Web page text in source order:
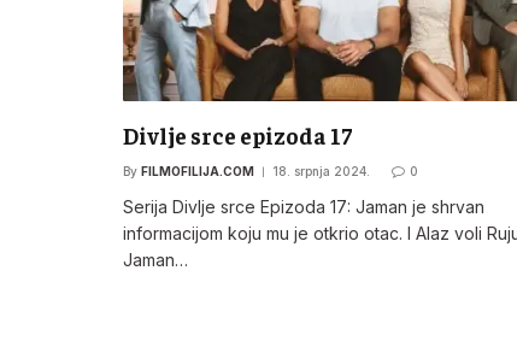
Divlje srce epizoda 17
By FILMOFILIJA.COM 18. srpnja 2024. 0
Serija Divlje srce Epizoda 17: Jaman je shrvan
informacijom koju mu je otkrio otac. I Alaz voli
Jaman…